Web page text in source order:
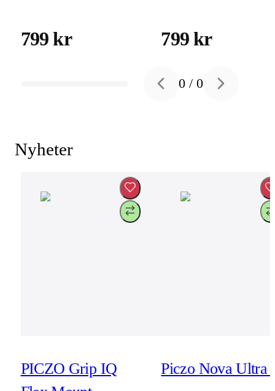
iPhone 17
799 kr
iPhone 17 Pro
799 kr
Previous slide
0 /0 Next slide
Nyheter
PICZO Grip IQ
Piczo Nova Ultra